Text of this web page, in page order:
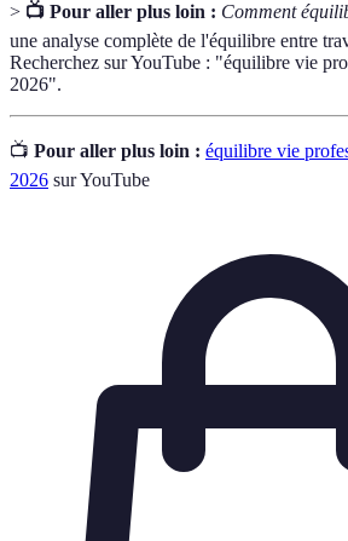
> 📺 Pour aller plus loin : Comment
une analyse complète de l'équilibre entre
Recherchez sur YouTube : "équilibre vie
2026".
📺 Pour aller plus loin : équilibre vie
2026 sur YouTube